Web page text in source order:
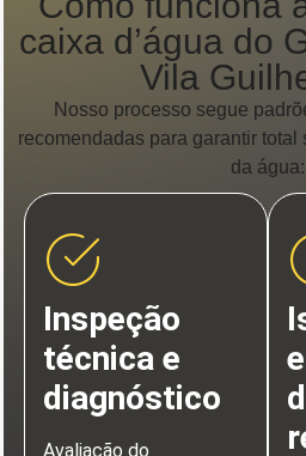
caixa d’água do
Vila
Nosso processo segue
recomendadas para garantir
da água:
Inspeção
técnica e
diagnóstico
Avaliação do